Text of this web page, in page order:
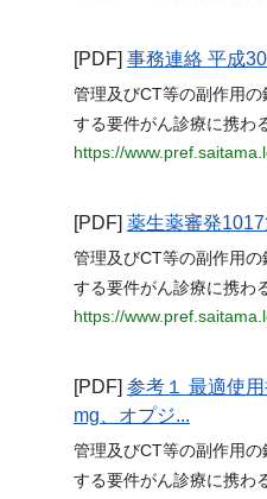
[PDF] 事務連絡 平成
管理及びCT等の副作用
する要件がん診療に携わ
https://
[PDF] 薬生薬審発
管理及びCT等の副作用
する要件がん診療に携わ
https://
[PDF] 参考１ 最適使
mg、オプジ...
管理及びCT等の副作用
する要件がん診療に携わ